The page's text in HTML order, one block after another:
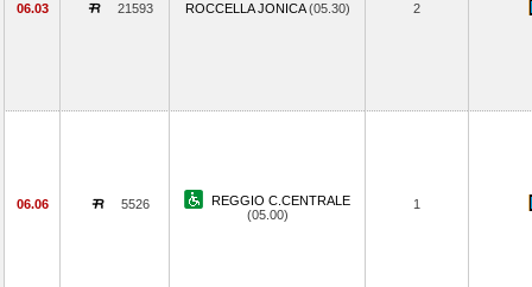
06.03 21593 ROCCELLA JONICA(05.30) 2
06.06 5526
REGGIO C.CENTRALE
(05.00)
1